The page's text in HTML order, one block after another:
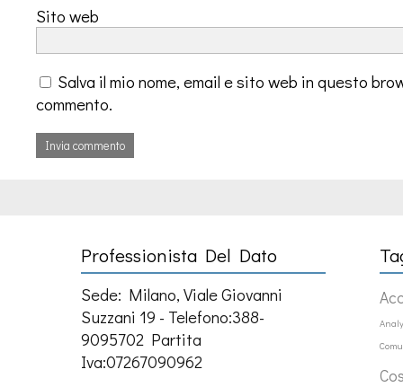
Sito web
Salva il mio nome, email e sito web in questo
commento.
Professionista Del Dato
Sede: Milano, Viale Giovanni
Suzzani 19 - Telefono:388-
9095702 Partita
Iva:07267090962